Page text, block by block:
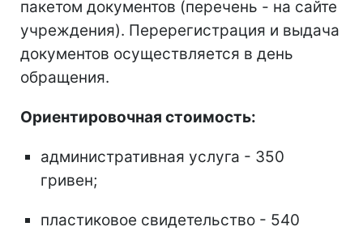
пакетом документов (перечень - на сайте
учреждения). Перерегистрация и выдача
документов осуществляется в день
обращения.
Ориентировочная стоимость:
административная услуга - 350
гривен;
пластиковое свидетельство - 540